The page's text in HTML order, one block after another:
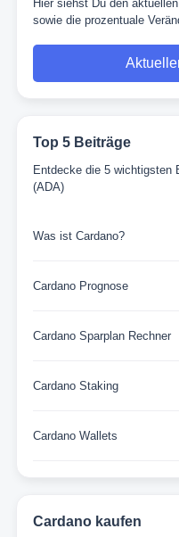
Hier siehst Du den
sowie die prozentuale
Top 5 Beiträge
Entdecke die 5 wichtigsten
(ADA)
Was ist Cardano?
Cardano Prognose
Cardano Sparplan Rechner
Cardano Staking
Cardano Wallets
Cardano kaufen